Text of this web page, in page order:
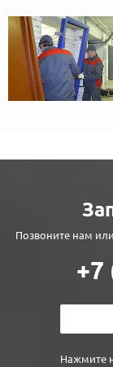
Позвоните нам
+7
Нажмите